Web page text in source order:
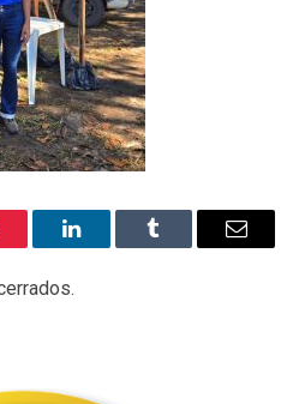
LinkedInTumblr
E-